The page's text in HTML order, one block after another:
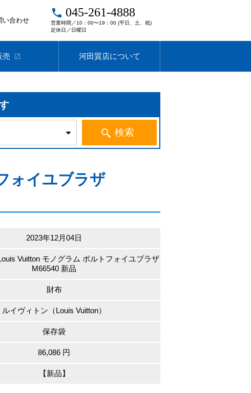
い合わせ
local_phone 045-261-4888
営業時間／10：00〜19：00 (平日、土、祝)
定休日／日曜日
売 open_in_new 河田質店について
ォイユブラザ
2023年12月04日
Vuitton モノグラム ポルトフォイユブラザ
M66540 新品
財布
ルイヴィトン（Louis Vuitton）
保存袋
86,086 円
【新品】